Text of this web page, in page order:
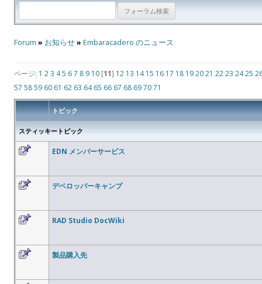
Forum » お知らせ» Embaracadero のニュース
ページ: 1 23 45 67 8 9 10 [11] 12 13 14 15 16 17 18 192021 2223 2425
57 5859 60 61 62 63 64 65 66 67 68 697071
トピック
スティッキートピック
EDN メンバーサービス
デベロッパーキャンプ
RAD Studio DocWiki
製品購入先